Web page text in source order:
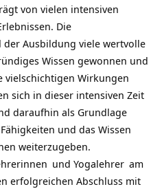
von vielen intensiven
Die
der Ausbildung viele wertvolle
Wissen gewonnen und
Wirkungen
sich in dieser intensiven Zeit
daraufhin als Grundlage
und das Wissen
weiterzugeben.
und Yogalehrer am
erfolgreichen Abschluss mit